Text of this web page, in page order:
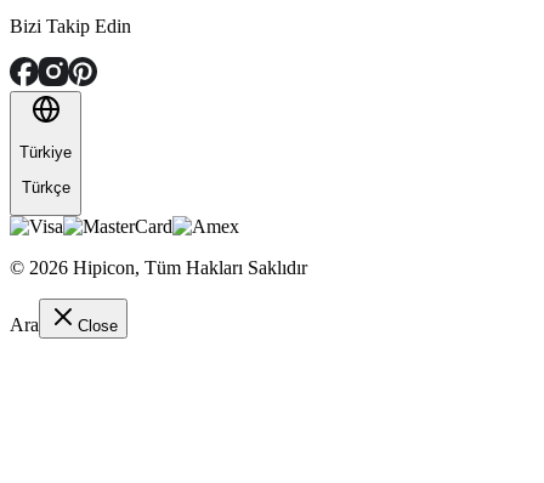
Bizi Takip Edin
Türkiye
Türkçe
© 2026 Hipicon, Tüm Hakları Saklıdır
Ara Close